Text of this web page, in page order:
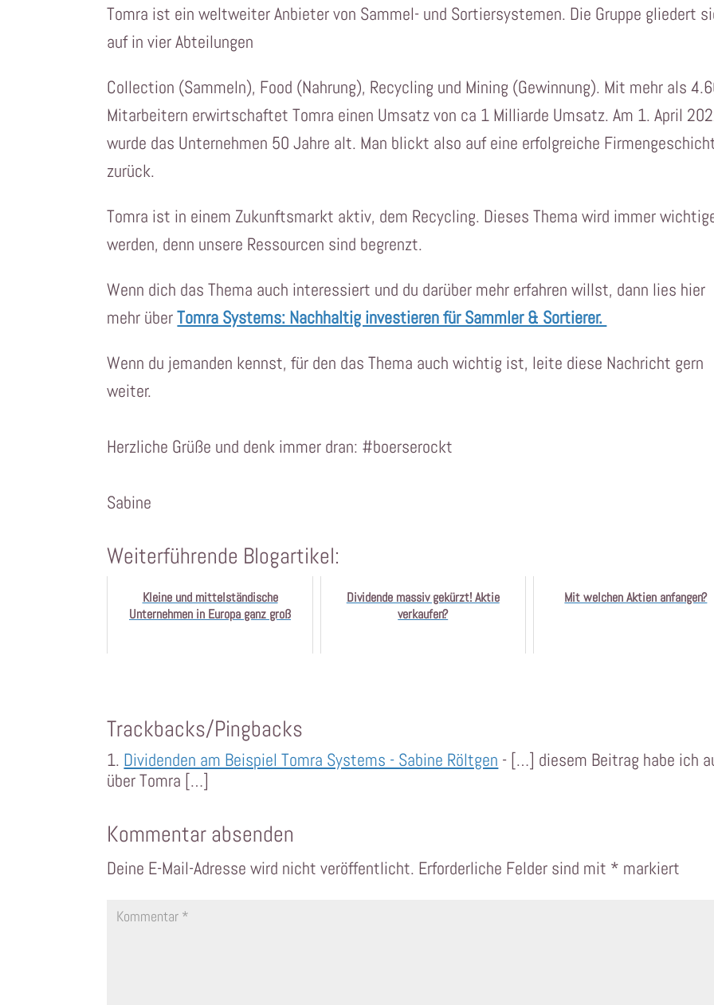
Tomra ist ein weltweiter Anbieter von Sammel- und Sortiersystemen. Die Gruppe gliedert
auf in vier Abteilungen
Collection (Sammeln), Food (Nahrung), Recycling und Mining (Gewinnung). Mit mehr als
Mitarbeitern erwirtschaftet Tomra einen Umsatz von ca 1 Milliarde Umsatz. Am 1. April
wurde das Unternehmen 50 Jahre alt. Man blickt also auf eine erfolgreiche
zurück.
Tomra ist in einem Zukunftsmarkt aktiv, dem Recycling. Dieses Thema wird immer
werden, denn unsere Ressourcen sind begrenzt.
Wenn dich das Thema auch interessiert und du darüber mehr erfahren willst, dann lies hier
mehr überTomra Systems: Nachhaltig investieren für Sammler & Sortierer.
Wenn du jemanden kennst, für den das Thema auch wichtig ist, leite diese Nachricht gern
weiter.
Herzliche Grüße und denk immer dran: #boerserockt
Sabine
Weiterführende Blogartikel:
Kleine und mittelständische
Unternehmen in Europa ganz groß
Dividende massiv gekürzt! Aktie
verkaufen?
Mit welchen Aktien anfangen?
Trackbacks/Pingbacks
Dividenden am Beispiel Tomra Systems - Sabine Röltgen - […] diesem Beitrag habe ich
über Tomra […]
Kommentar absenden
Deine E-Mail-Adresse wird nicht veröffentlicht. Erforderliche Felder sind mit * markiert